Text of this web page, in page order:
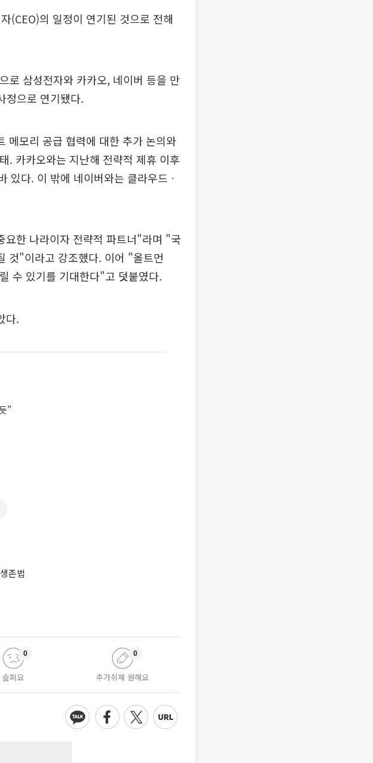
(CEO)의 일정이 연기된 것으로 전해
로 삼성전자와 카카오, 네이버 등을 만
정으로 연기됐다.
메모리 공급 협력에 대한 추가 논의와
. 카카오와는 지난해 전략적 제휴 이후
있다. 이 밖에 네이버와는 클라우드ㆍ
요한 나라이자 전략적 파트너"라며 "국
것"이라고 강조했다. 이어 "올트먼
수 있기를 기대한다"고 덧붙였다.
다.
”
존법
슬퍼요
0
추가취재 원해요
0